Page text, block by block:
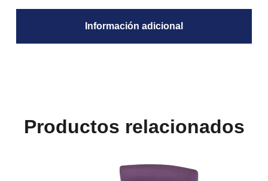
Información adicional
Productos relacionados